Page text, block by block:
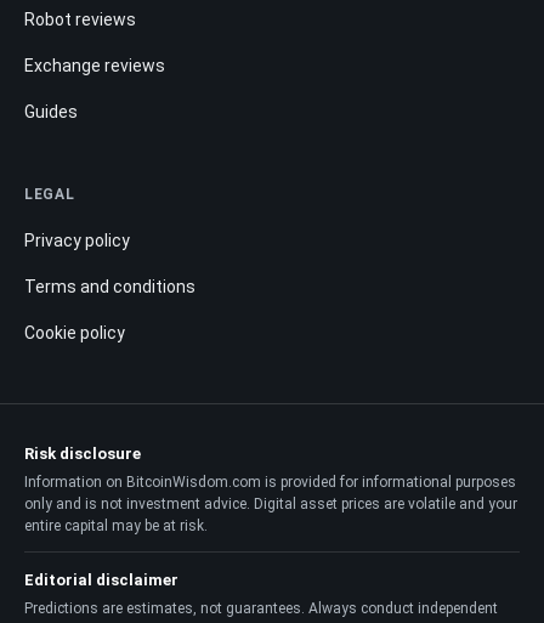
Robot reviews
Exchange reviews
Guides
LEGAL
Privacy policy
Terms and conditions
Cookie policy
Risk disclosure
Information on BitcoinWisdom.com is provided for informational purposes
only and is not investment advice. Digital asset prices are volatile and your
entire capital may be at risk.
Editorial disclaimer
Predictions are estimates, not guarantees. Always conduct independent